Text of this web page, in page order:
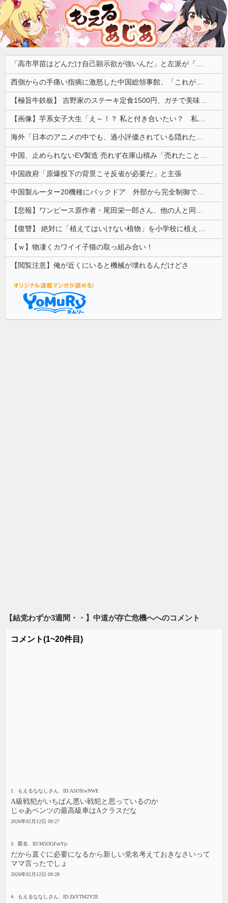
「高市早苗はどんだけ自己顕示欲が強いんだ」と左派が『高木美帆氏に送られた包丁セット』に激怒、「こんな首相は見たことがない」と言い張るも……
西側からの手痛い指摘に激怒した中国総領事館、「これが米国人Youtuberが紹介する本当の中国だ」と動画を公開するも……
【極旨牛鉄板】 吉野家のステーキ定食1500円、ガチで美味そうｗｗｗ
【画像】芋系女子大生「え～！？ 私と付き合いたい？ 私脱いだらこんなんだけどいいの…？🥺」
海外「日本のアニメの中でも、過小評価されている隠れた名作といえばこの作品なんだよね・・・！」【海外の反応】
中国、止められないEV製造 売れず在庫山積み「売れたこと」にして補助金を騙し取る事案を思いつきが横行
中国政府「原爆投下の背景こそ反省が必要だ」と主張
中国製ルーター20機種にバックドア 外部から完全制御できる機能が仕込まれていた
【悲報】ワンピース原作者・尾田栄一郎さん、他の人と同じ「漫画家」という肩書きに不満
【復讐】 絶対に「植えてはいけない植物」を小学校に植えた→20年経って見に行くと…「！？」衝撃の光景が・・・
【ｗ】物凄くカワイイ子猫の取っ組み合い！
【閲覧注意】俺が近くにいると機械が壊れるんだけどさ
【結党わずか3週間・・】中道が存亡危機へへのコメント
コメント(1~20件目)
1. もえるななしさん. ID:A5OTcwNWE
A級戦犯がいちばん悪い戦犯と思っているのか
じゃあベンツの最高級車はAクラスだな
2026年02月12日 09:27
3. 匿名. ID:M5OGFmYjc
だから直ぐに必要になるから新しい党名考えておきなさいって
ママ言ったでしょ
2026年02月12日 09:28
4. もえるななしさん. ID:ZkYTM2Y2E